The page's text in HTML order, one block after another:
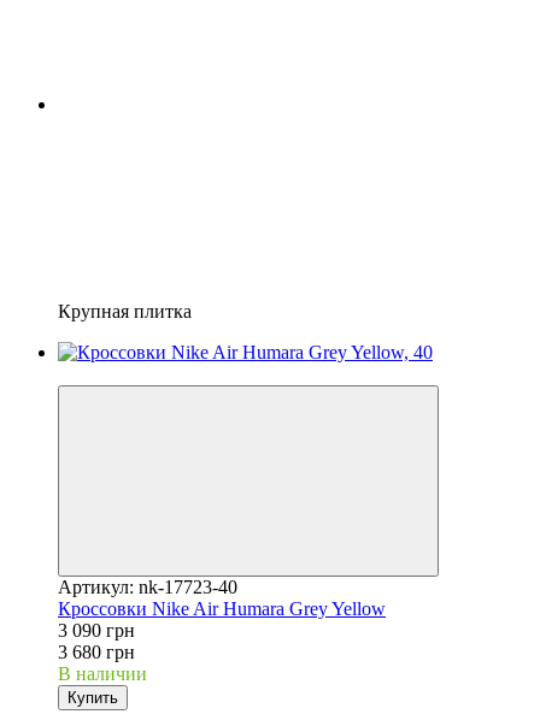
Крупная плитка
Артикул: nk-17723-40
Кроссовки Nike Air Humara Grey Yellow
3 090 грн
3 680 грн
В наличии
Купить